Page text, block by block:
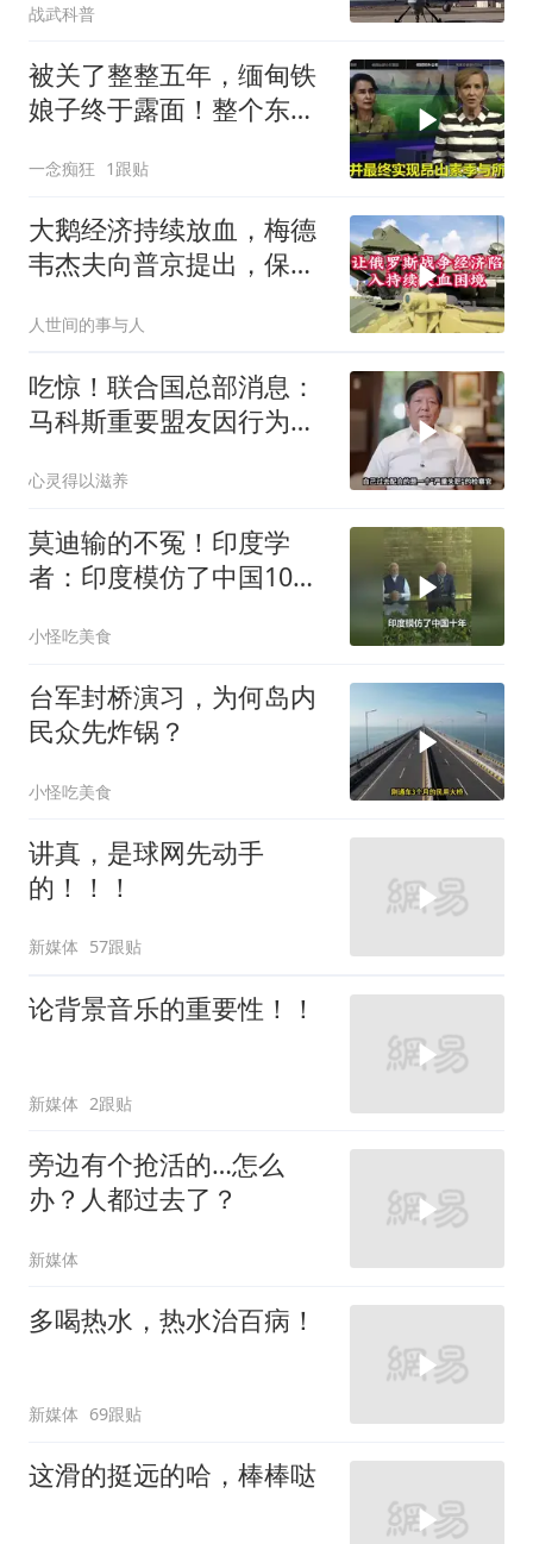
战武科普
被关了整整五年，缅甸铁
娘子终于露面！整个东南
一念痴狂 1跟贴
大鹅经济持续放血，梅德
韦杰夫向普京提出，保住
人世间的事与人
吃惊！联合国总部消息：
马科斯重要盟友因行为不
心灵得以滋养
莫迪输的不冤！印度学
者：印度模仿了中国10
小怪吃美食
台军封桥演习，为何岛内
民众先炸锅？
小怪吃美食
讲真，是球网先动手
的！！！
新媒体 57跟贴
论背景音乐的重要性！！
新媒体 2跟贴
旁边有个抢活的…怎么
办？人都过去了？
新媒体
多喝热水，热水治百病！
新媒体 69跟贴
这滑的挺远的哈，棒棒哒